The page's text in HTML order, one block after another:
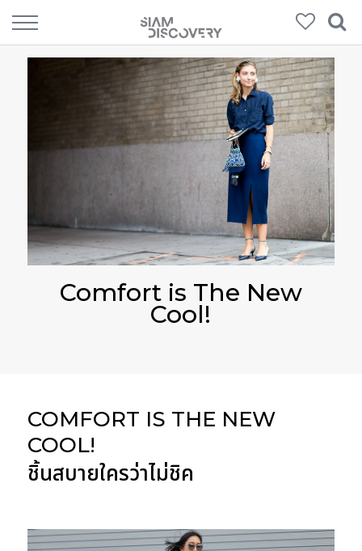
Comfort is The New
Cool!
COMFORT IS THE NEW
COOL!
ชิ้นสบายใครว่าไม่ชิค